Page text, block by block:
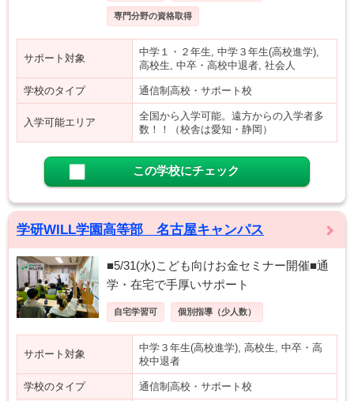
専門分野の資格取得
サポート対象
中学１・２年生, 中学３年生(高校進学),
高校生, 中卒・高校中退者, 社会人
学校のタイプ 通信制高校・サポート校
入学可能エリア
全国から入学可能。遠方からの入学者多
数！！（校舎は愛知・静岡）
この学校にチェック
学研WILL学園高等部 名古屋キャンパス
■5/31(水)こども向けお金セミナー開催■通
学・在宅で手厚いサポート
自宅学習可 個別指導（少人数）
サポート対象
中学３年生(高校進学), 高校生, 中卒・高
校中退者
学校のタイプ 通信制高校・サポート校